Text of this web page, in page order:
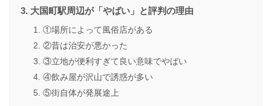
大国町駅周辺が「やばい」と評判の理由
①場所によって風俗店がある
②昔は治安が悪かった
③立地が便利すぎて良い意味でやばい
④飲み屋が沢山で誘惑が多い
⑤街自体が発展途上